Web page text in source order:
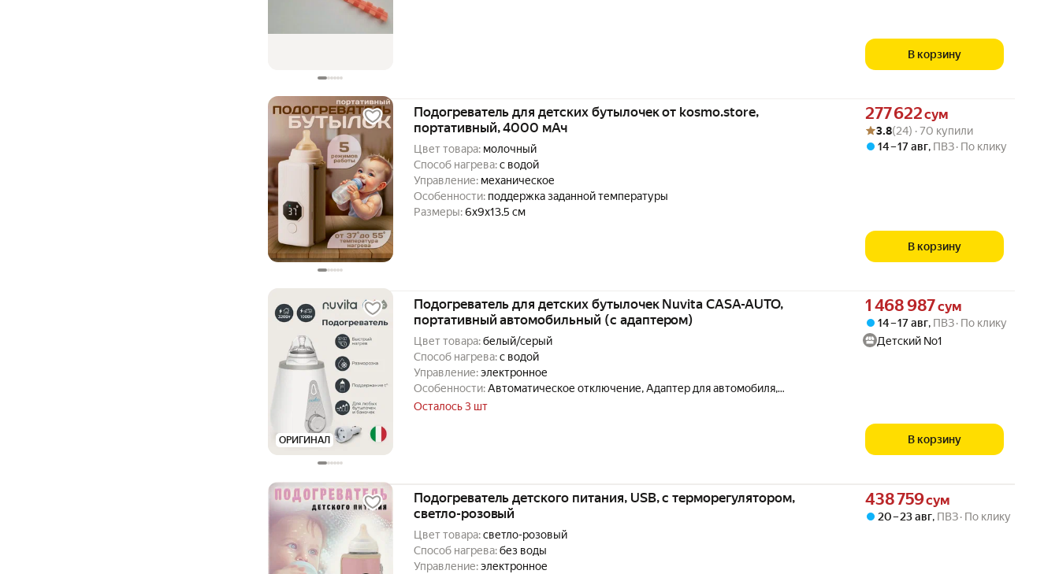
В корзину
Подогреватель для детских бутылочек от kosmo.store,
портативный, 4000 мАч
Цвет товара: молочный
Способ нагрева:с водой
Управление: механическое
Особенности: поддержка заданной температуры
Размеры:6x9x13.5 см
Цена 277622 сум вместо
277 622сум
Рейтинг товара: 3.8 из 5
Оценок: (24) · 70 купили
3.8(24) · 70 купили
14 – 17 авг, ПВЗ По клику
В корзину
ОРИГИНАЛ
Подогреватель для детских бутылочек Nuvita CASA-AUTO,
портативный автомобильный (с адаптером)
Цвет товара:белый/серый
Способ нагрева:с водой
Управление:электронное
Особенности:Автоматическое отключение, Адаптер для автомобиля,
Компактный размер, Корзина-лифт, Отделение для шнура питания,
Поддержание температуры
Осталось 3 шт
Цена 1468987 сум вместо
1 468 987сум
14 – 17 авг, ПВЗ По клику
Детский No1
В корзину
Подогреватель детского питания, USB, с терморегулятором,
светло-розовый
Цвет товара:светло-розовый
Способ нагрева:без воды
Управление:электронное
Цена 438759 сум вместо
438 759сум
20 – 23 авг, ПВЗ По клику